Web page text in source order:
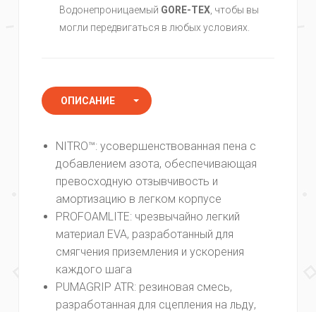
Водонепроницаемый GORE-TEX , чтобы вы
могли передвигаться в любых условиях.
ОПИСАНИЕ
КОММЕНТАРИИ
NITRO™: усовершенствованная пена с
добавлением азота, обеспечивающая
превосходную отзывчивость и
амортизацию в легком корпусе
PROFOAMLITE: чрезвычайно легкий
материал EVA, разработанный для
смягчения приземления и ускорения
каждого шага
PUMAGRIP ATR: резиновая смесь,
разработанная для сцепления на льду,